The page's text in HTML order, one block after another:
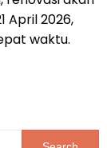
April 2026,
waktu.